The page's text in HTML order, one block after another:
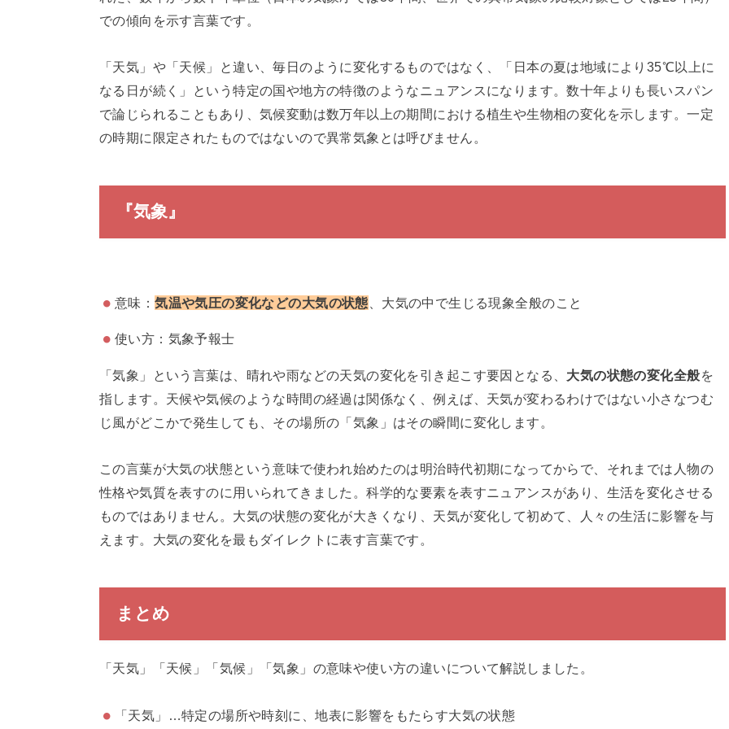
での傾向を示す言葉です。
「天気」や「天候」と違い、毎日のように変化するものではなく、「日本の夏は地域により35℃以上に
なる日が続く」という特定の国や地方の特徴のようなニュアンスになります。数十年よりも長いスパン
で論じられることもあり、気候変動は数万年以上の期間における植生や生物相の変化を示します。一定
の時期に限定されたものではないので異常気象とは呼びません。
『気象』
意味：気温や気圧の変化などの大気の状態 、大気の中で生じる現象全般のこと
使い方：気象予報士
「気象」という言葉は、晴れや雨などの天気の変化を引き起こす要因となる、 大気の状態の変化全般を
指します。天候や気候のような時間の経過は関係なく、例えば、天気が変わるわけではない小さなつむ
じ風がどこかで発生しても、その場所の「気象」はその瞬間に変化します。
この言葉が大気の状態という意味で使われ始めたのは明治時代初期になってからで、それまでは人物の
性格や気質を表すのに用いられてきました。科学的な要素を表すニュアンスがあり、生活を変化させる
ものではありません。大気の状態の変化が大きくなり、天気が変化して初めて、人々の生活に影響を与
えます。大気の変化を最もダイレクトに表す言葉です。
まとめ
「天気」「天候」「気候」「気象」の意味や使い方の違いについて解説しました。
「天気」…特定の場所や時刻に、地表に影響をもたらす大気の状態